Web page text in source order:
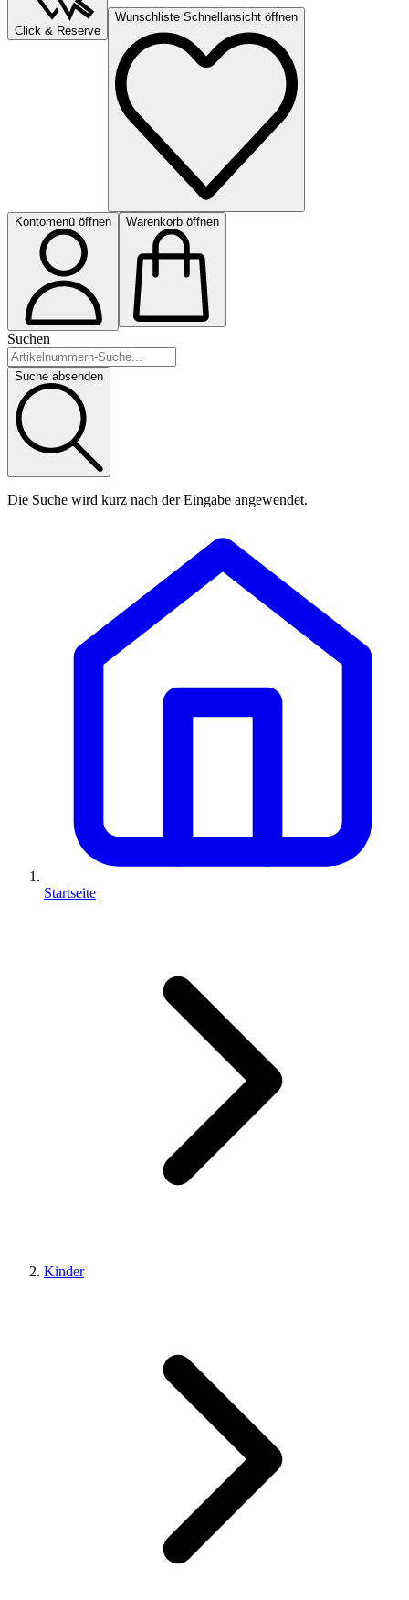
Click & Reserve
Wunschliste Schnellansicht öffnen
Kontomenü öffnen Warenkorb öffnen
Suchen
Suche absenden
Die Suche wird kurz nach der Eingabe angewendet.
Startseite
Kinder